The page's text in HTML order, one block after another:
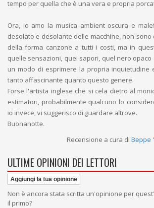
tempo per quella che è una vera e propria
Ora, io amo la musica ambient oscura e
desolato e desolante delle macchine, non
della forma canzone a tutti i costi, ma in
quelle sensazioni, quei sapori, quel nero
un modo di esprimere la propria inquietudine
tanto affascinante quanto questo genere.
Forse l'artista inglese che si cela dietro al
estimatori, probabilmente qualcuno lo
io invece, vi suggerisco di guardare altrove.
Buonanotte.
Recensione a cura di Beppe
ULTIME OPINIONI DEI LETTORI
Aggiungi la tua opinione
Non è ancora stata scritta un'opinione per
il primo?